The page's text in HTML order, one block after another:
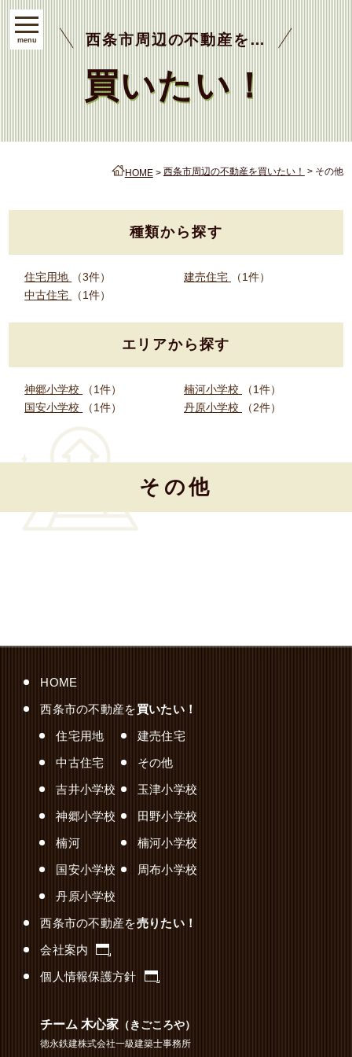
menu 西条市周辺の不動産を…
買いたい！
HOME 西条市周辺の不動産を買いたい！ その他
種類から探す
住宅用地 （3件） 建売住宅
（1件）
中古住宅
（1件）
エリアから探す
神郷小学校 （1件） 楠河小学校
（1件）
国安小学校
（1件） 丹原小学校 （2件）
その他
チーム 木心家 （きごころや）
徳永鉄建株式会社一級建築士事務所
HOME
西条市の不動産を買いたい！
住宅用地
建売住宅
中古住宅
その他
吉井小学校
玉津小学校
神郷小学校
田野小学校
楠河
楠河小学校
国安小学校
周布小学校
丹原小学校
西条市の不動産を売りたい！
会社案内
個人情報保護方針